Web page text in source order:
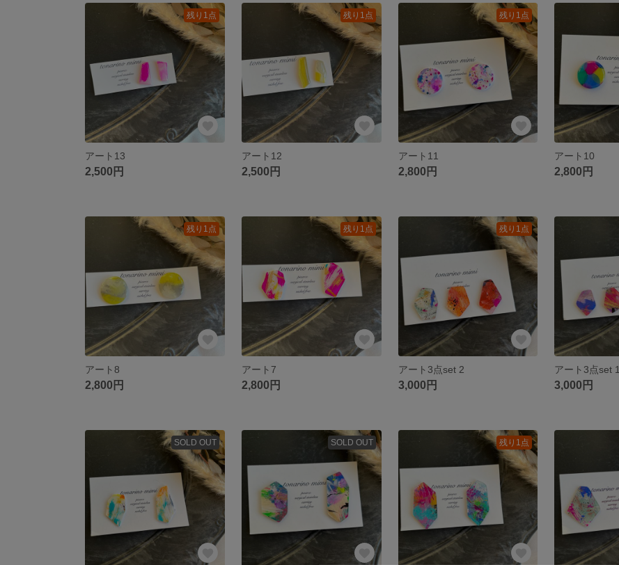
残り1点
アート13
2,500円
残り1点
アート12
2,500円
残り1点
アート11
2,800円
アート10
2,800円
残り1点
アート8
2,800円
残り1点
アート7
2,800円
残り1点
アート3点set 2
3,000円
アート3点set 1
3,000円
SOLD OUT SOLD OUT 残り1点